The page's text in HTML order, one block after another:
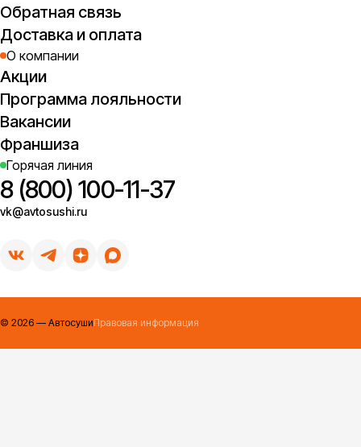
Обратная связь
Доставка и оплата
О компании
Акции
Программа лояльности
Вакансии
Франшиза
Горячая линия
8 (800) 100-11-37
vk@avtosushi.ru
© 2026 — АвтосушиПравовая информация